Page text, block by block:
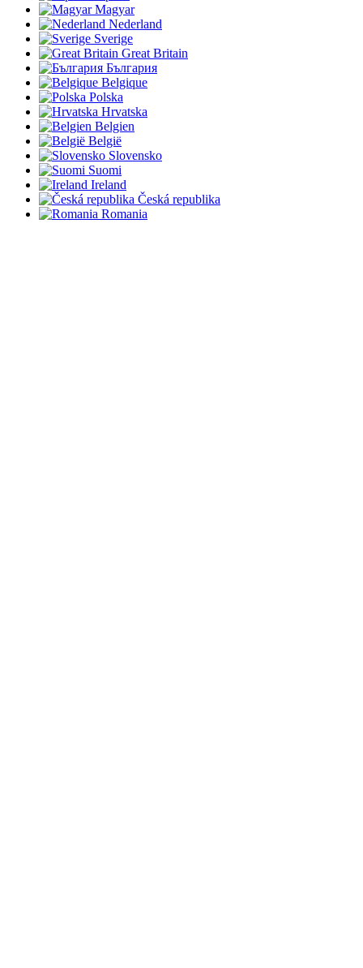
Magyar
Nederland
Sverige
Great Britain
България
Belgique
Polska
Hrvatska
Belgien
België
Slovensko
Suomi
Ireland
Česká republika
Romania